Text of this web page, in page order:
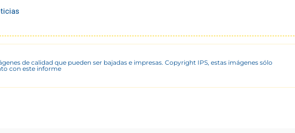
de calidad que pueden ser bajadas e impresas. Copyright IPS, estas imágenes sólo
con este informe